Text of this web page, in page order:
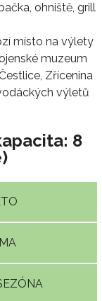
ohniště, grill
místo na výlety
muzeum
Zřícenina
výletů
8